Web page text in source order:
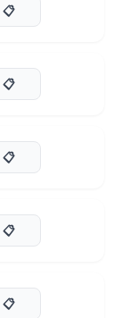
📋
📋
📋
📋
📋